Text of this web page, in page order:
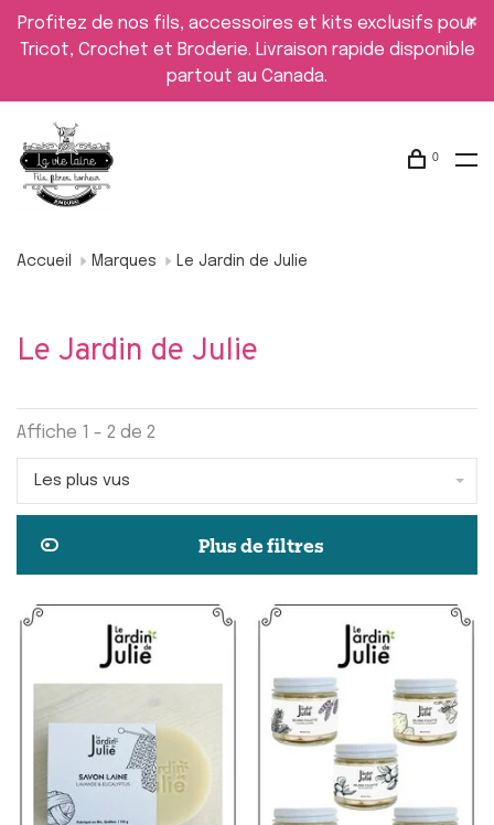
Profitez de nos fils, accessoires et kits exclusifs pour
Tricot, Crochet et Broderie. Livraison rapide disponible
partout au Canada.
0
Accueil Marques Le Jardin de Julie
Le Jardin de Julie
Affiche 1 - 2 de 2
Les plus vus
Plus de filtres